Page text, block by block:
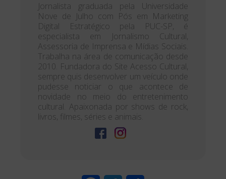
Jornalista graduada pela Universidade
Nove de Julho com Pós em Marketing
Digital Estratégico pela PUC-SP, é
especialista em Jornalismo Cultural,
Assessoria de Imprensa e Mídias Sociais.
Trabalha na área de comunicação desde
2010. Fundadora do Site Acesso Cultural,
sempre quis desenvolver um veículo onde
pudesse noticiar o que acontece de
novidade no meio do entretenimento
cultural. Apaixonada por shows de rock,
livros, filmes, séries e animais.